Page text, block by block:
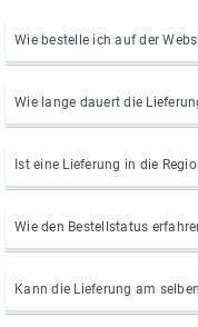
Wie bestelle ich auf der
Wie lange dauert die
Ist eine Lieferung in die
Wie den Bestellstatus
Kann die Lieferung am